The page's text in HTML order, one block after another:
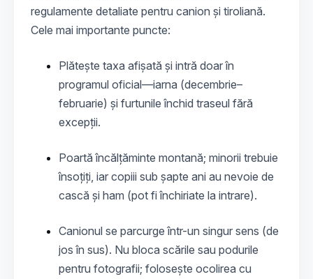
regulamente detaliate pentru canion și tiroliană.
Cele mai importante puncte:
Plătește taxa afișată și intră doar în
programul oficial—iarna (decembrie–
februarie) și furtunile închid traseul fără
excepții.
Poartă încălțăminte montană; minorii trebuie
însoțiți, iar copiii sub șapte ani au nevoie de
cască și ham (pot fi închiriate la intrare).
Canionul se parcurge într-un singur sens (de
jos în sus). Nu bloca scările sau podurile
pentru fotografii; folosește ocolirea cu